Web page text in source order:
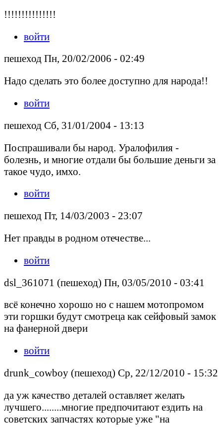
!!!!!!!!!!!!!!!
войти
пешеход Пн, 20/02/2006 - 02:49
Надо сделать это более доступно для народа!!
войти
пешеход Сб, 31/01/2004 - 13:13
Поспрашивали бы народ. Уралофилия -
болезнь, и многие отдали бы большие деньги за
такое чудо, имхо.
войти
пешеход Пт, 14/03/2003 - 23:07
Нет правды в родном отечестве...
войти
dsl_361071 (пешеход) Пн, 03/05/2010 - 03:41
всё конечно хорошо но с нашем мотопромом
эти горшки будут смотреца как сейфовый замок
на фанерной двери
войти
drunk_cowboy (пешеход) Ср, 22/12/2010 - 15:32
да уж качество деталей оставляет желать
лучшего........многие предпочитают ездить на
советских запчастях которые уже "на